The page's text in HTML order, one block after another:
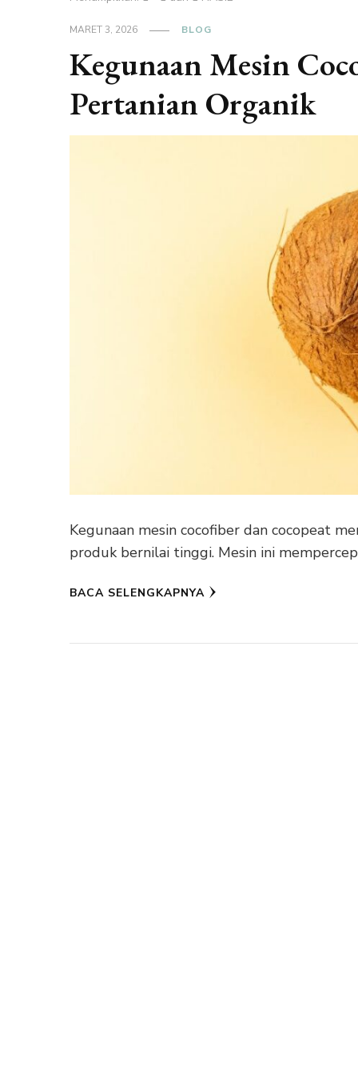
MARET 3, 2026 BLOG
Kegunaan Mesin
Pertanian Organik
Kegunaan mesin cocofiber dan cocopeat
produk bernilai tinggi. Mesin ini
BACA SELENGKAPNYA